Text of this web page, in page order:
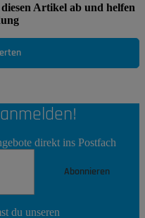
Artikel ab und helfen
direkt ins Postfach
Abonnieren
du unseren